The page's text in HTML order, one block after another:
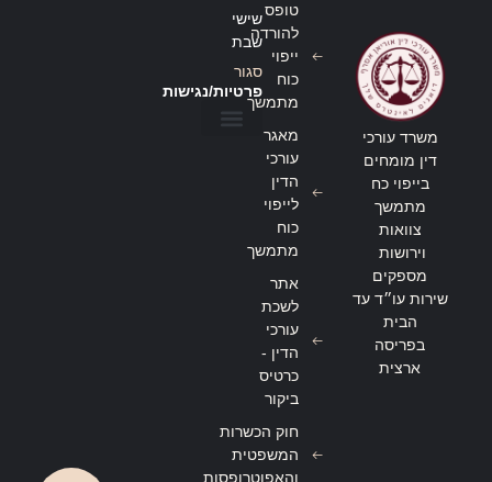
משרד עורכי
דין מומחים
בייפוי כח
מתמשך
צוואות
וירושות
מספקים
שירות עו״ד עד
הבית
בפריסה
ארצית
טופס
להורדה
ייפוי
כוח
מתמשך
מאגר
עורכי
הדין
לייפוי
כוח
מתמשך
אתר
לשכת
עורכי
הדין -
כרטיס
ביקור
חוק הכשרות
המשפטית
והאפוטרופסות
שישי
שבת
סגור
פרטיות/נגישות